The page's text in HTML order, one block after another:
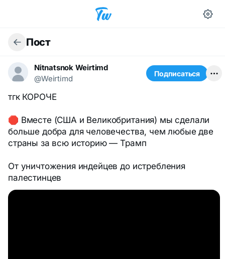
Пост
Nitnatsnok Weirtimd
@Weirtimd
Подписаться
тгк КОРОЧЕ
🛑 Вместе (США и Великобритания) мы сделали
больше добра для человечества, чем любые две
страны за всю историю — Трамп
От уничтожения индейцев до истребления
палестинцев